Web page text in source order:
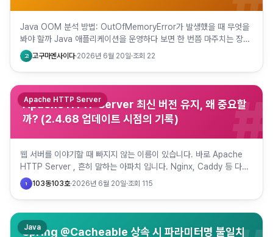
Java OOM 분석 방법: OutOfMemoryError가 발생했을 때 무엇을
봐야 할까 Java 애플리케이션을 운영하다 보면 한 번쯤 마주치는 장애
가 있습니다. 바로 java.lang.OutOf…
고 고구마엔사이다·2026년 6월 20일·조회 22
Apache HTTP Server 최신 버전 유지, 왜 중요할
까? (2.4.68 업데이트 시점의 기록)
#
Apache HTTP Server
웹 서버를 이야기할 때 빠지지 않는 이름이 있습니다. 바로 Apache
HTTP Server , 흔히 말하는 아파치 입니다. Nginx, Caddy 등 다양
한 웹 서버가 등장했지만, 아파치는 여전히…
1 103동103호·2026년 6월 20일·조회 115
Spring @Cacheable 상속 시 파라미터명 불일치
Java